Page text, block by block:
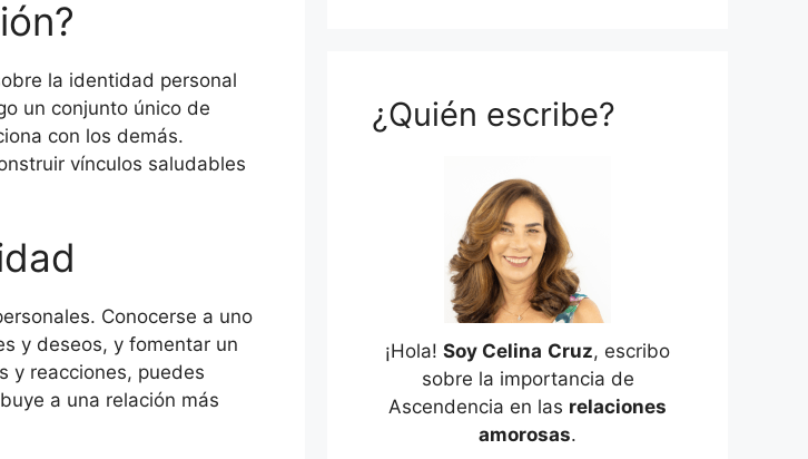
la identidad personal
un conjunto único de
con los demás.
vínculos saludables
Conocerse a uno
y deseos, y fomentar un
y reacciones, puedes
a una relación más
¿Quién escribe?
¡Hola! Soy Celina Cruz, escribo
sobre la importancia de
Ascendencia en las relaciones
amorosas.